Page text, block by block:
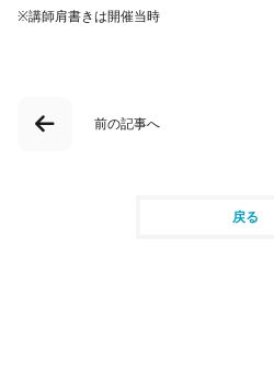
※講師肩書きは開催当時
前の記事へ
戻る